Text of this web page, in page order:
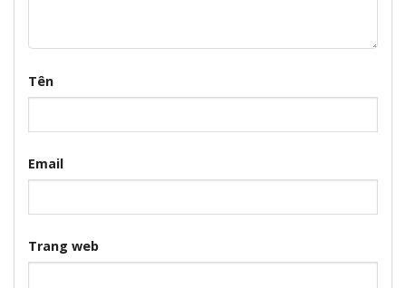
Tên
Email
Trang web